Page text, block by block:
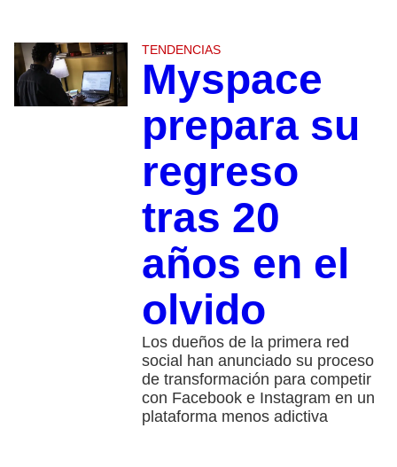
TENDENCIAS
Myspace
prepara su
regreso
tras 20
años en el
olvido
Los dueños de la primera red
social han anunciado su proceso
de transformación para competir
con Facebook e Instagram en un
plataforma menos adictiva